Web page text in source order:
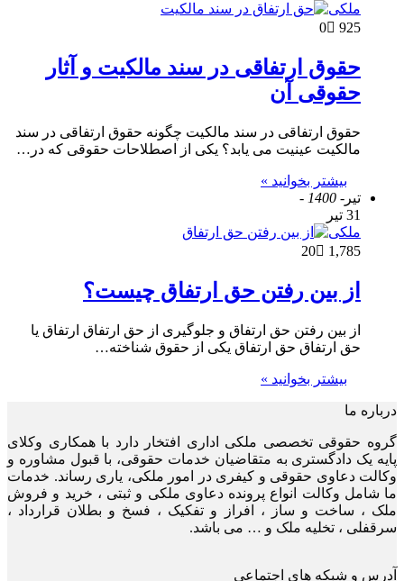
ملکی
0
925
حقوق ارتفاقی در سند مالکیت و آثار
حقوقی آن
حقوق ارتفاقی در سند مالکیت چگونه حقوق ارتفاقی در سند
مالکیت عینیت می یابد؟ یکی از اصطلاحات حقوقی که در…
بیشتر بخوانید »
تیر - 1400 -
31 تیر
ملکی
20
1,785
از بین رفتن حق ارتفاق چیست؟
از بین رفتن حق ارتفاق و جلوگیری از حق ارتفاق ارتفاق یا
حق ارتفاق حق ارتفاق یکی از حقوق شناخته…
بیشتر بخوانید »
درباره ما
گروه حقوقی تخصصی ملکی اداری افتخار دارد با همکاری وکلای
پایه یک دادگستری به متقاضیان خدمات حقوقی، با قبول مشاوره و
وکالت دعاوی حقوقی و کیفری در امور ملکی، یاری رساند. خدمات
ما شامل وکالت انواع پرونده دعاوی ملکی و ثبتی ، خرید و فروش
ملک ، ساخت و ساز ، افراز و تفکیک ، فسخ و بطلان قرارداد ،
سرقفلی ، تخلیه ملک و … می باشد.
آدرس و شبکه های اجتماعی